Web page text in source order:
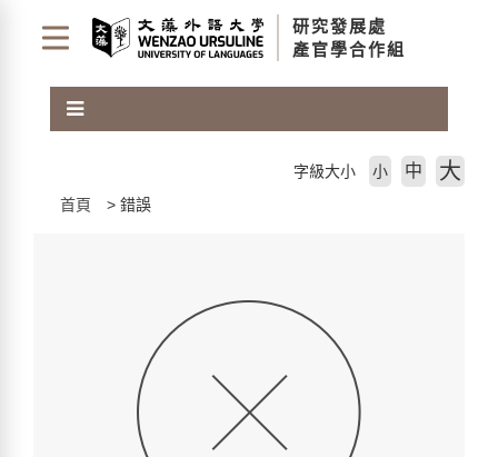
首頁
錯誤
字級大小 小 中 大
研究發展處
產官學合作組